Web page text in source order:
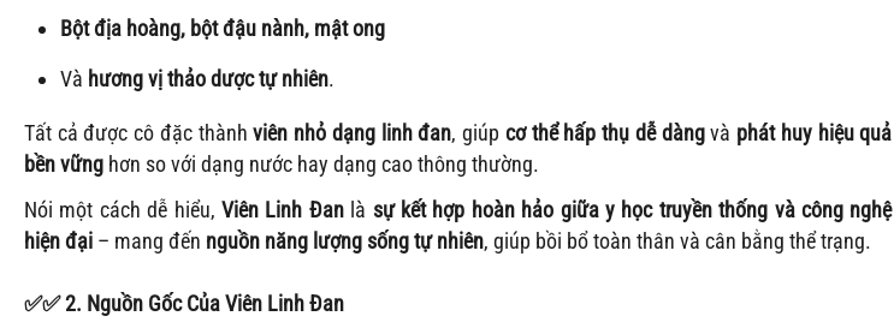
Bột địa hoàng, bột đậu nành, mật ong
Và hương vị thảo dược tự nhiên.
Tất cả được cô đặc thànhviên nhỏ dạng linh đan, giúp cơ thể hấp thụ dễ dàngvà phát huy hiệu quả
bền vững hơn so với dạng nước hay dạng cao thông thường.
Nói một cách dễ hiểu, Viên Linh Đanlà sự kết hợp hoàn hảo giữa y học truyền thống và công nghệ
hiện đại – mang đến nguồn năng lượng sống tự nhiên, giúp bồi bổ toàn thân và cân bằng thể trạng.
✅✅2. Nguồn Gốc Của Viên Linh Đan